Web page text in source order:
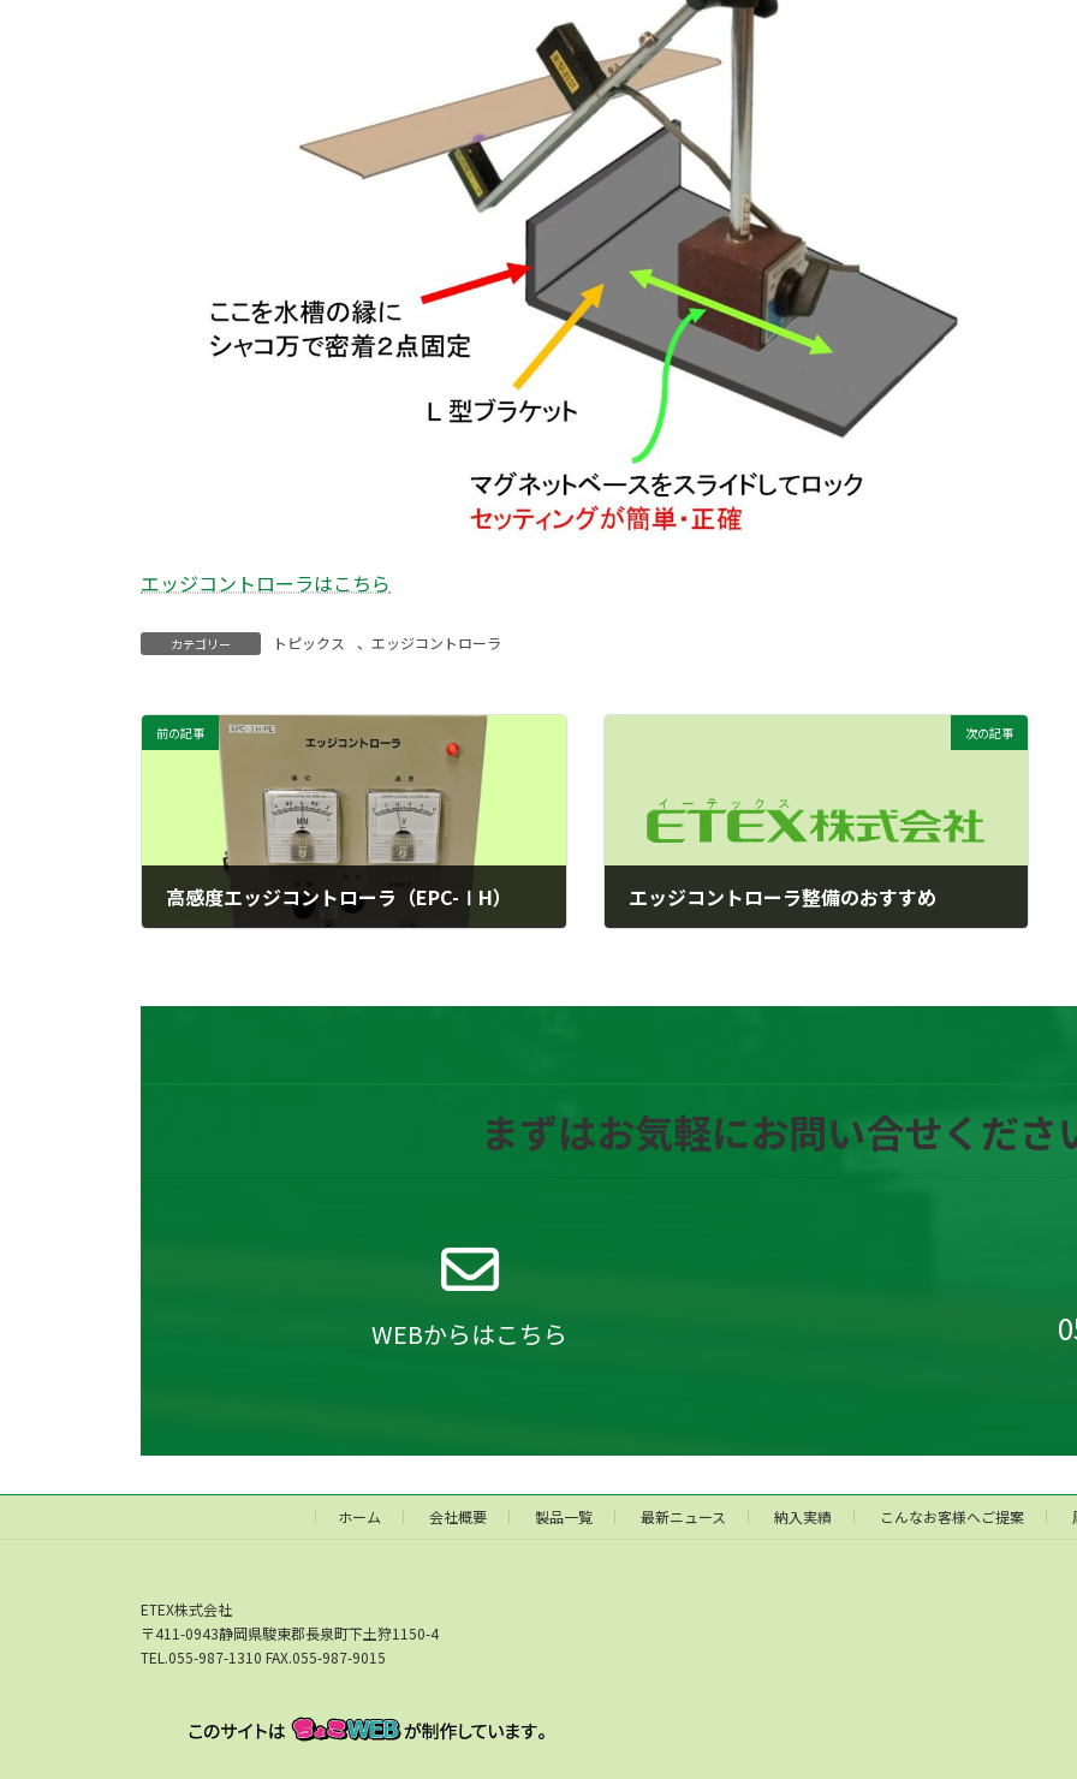
エッジコントローラはこちら
カテゴリー トピックス 、 エッジコントローラ
前の記事
高感度エッジコントローラ（EPC-ⅠH）
次の記事
エッジコントローラ整備のおすすめ
まずはお気軽にお問い合せくださ
WEBからはこちら
ホーム 会社概要 製品一覧 最新ニュース 納入実績 こんなお客様へご提案
ETEX株式会社
〒411-0943静岡県駿東郡長泉町下土狩1150-4
TEL.055-987-1310 FAX.055-987-9015